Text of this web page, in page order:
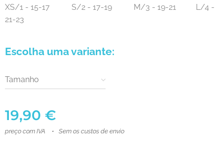
XS/1 - 15-17 S/2 - 17-19 M/3 - 19-21 L/4 -
21-23
Escolha uma variante:
Tamanho
19,90 €
preço com IVA Sem os custos de envio